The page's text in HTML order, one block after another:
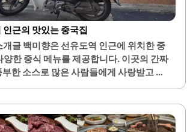
근의 맛있는 중국집
개글 백미향은 선유도역 인근에 위치한 중
양한 중식 메뉴를 제공합니다. 이곳의 간짜
한 소스로 많은 사람들에게 사랑받고 있
소가 어우러져 풍성한 맛을 자랑합니다.
와 전통을 가진 노포로, 항상 많은 손님들